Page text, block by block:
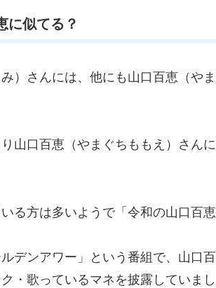
に似てる？
）さんには、他にも山口百恵（や
山口百恵（やまぐちももえ）さん
る方は多いようで「令和の山口百
ルデンアワー」という番組で、山口
・歌っているマネを披露していまし